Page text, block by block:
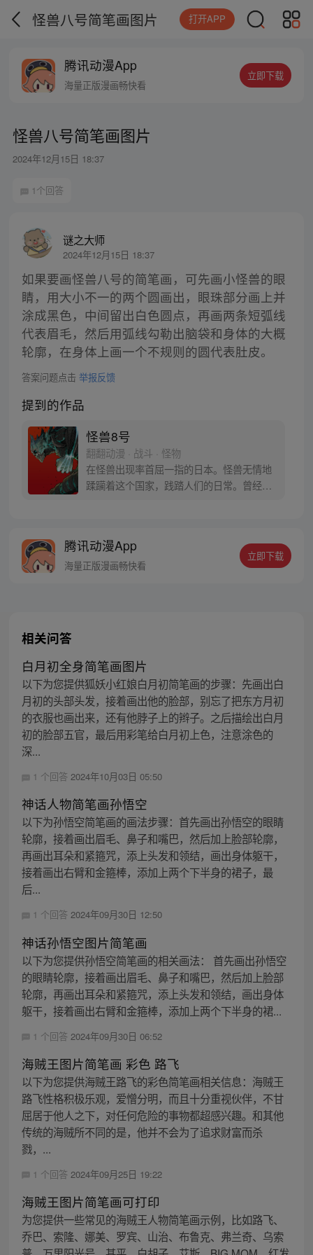
怪兽八号简笔画图片 打开APP
腾讯动漫App
海量正版漫画畅快看
立即下载
怪兽八号简笔画图片
2024年12月15日 18:37
1个回答
谜之大师
2024年12月15日 18:37
如果要画怪兽八号的简笔画，可先画小怪兽的眼
睛，用大小不一的两个圆画出，眼珠部分画上并
涂成黑色，中间留出白色圆点，再画两条短弧线
代表眉毛，然后用弧线勾勒出脑袋和身体的大概
轮廓，在身体上画一个不规则的圆代表肚皮。
答案问题点击 举报反馈
提到的作品
怪兽8号
翻翻动漫 · 战斗 · 怪物
在怪兽出现率首屈一指的日本。怪兽无情地
蹂躏着这个国家，践踏人们的日常。曾经立
担任讨伐怪兽工作的日本防卫队将这样的他
称作“怪兽8号”。
腾讯动漫App
海量正版漫画畅快看
立即下载
相关问答
白月初全身简笔画图片
以下为您提供狐妖小红娘白月初简笔画的步骤：先画出白
月初的头部头发，接着画出他的脸部，别忘了把东方月初
的衣服也画出来，还有他脖子上的辫子。之后描绘出白月
初的脸部五官，最后用彩笔给白月初上色，注意涂色的
深...
1 个回答 2024年10月03日 05:50
神话人物简笔画孙悟空
以下为孙悟空简笔画的画法步骤：首先画出孙悟空的眼睛
轮廓，接着画出眉毛、鼻子和嘴巴，然后加上脸部轮廓，
再画出耳朵和紧箍咒，添上头发和领结，画出身体躯干，
接着画出右臂和金箍棒，添加上两个下半身的裙子，最
后...
1 个回答 2024年09月30日 12:50
神话孙悟空图片简笔画
以下为您提供孙悟空简笔画的相关画法： 首先画出孙悟空
的眼睛轮廓，接着画出眉毛、鼻子和嘴巴，然后加上脸部
轮廓，再画出耳朵和紧箍咒，添上头发和领结，画出身体
躯干，接着画出右臂和金箍棒，添加上两个下半身的裙...
1 个回答 2024年09月30日 06:52
海贼王图片简笔画 彩色 路飞
以下为您提供海贼王路飞的彩色简笔画相关信息：海贼王
路飞性格积极乐观，爱憎分明，而且十分重视伙伴，不甘
屈居于他人之下，对任何危险的事物都超感兴趣。和其他
传统的海贼所不同的是，他并不会为了追求财富而杀
戮，...
1 个回答 2024年09月25日 19:22
海贼王图片简笔画可打印
为您提供一些常见的海贼王人物简笔画示例，比如路飞、
乔巴、索隆、娜美、罗宾、山治、布鲁克、弗兰奇、乌索